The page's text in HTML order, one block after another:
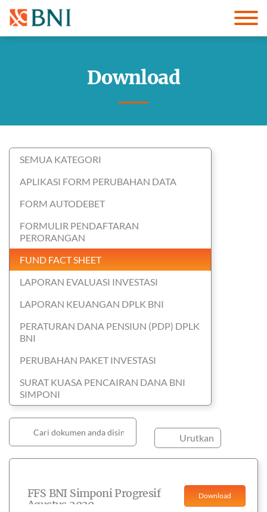
Download
SEMUA KATEGORI
APLIKASI FORM PERUBAHAN DATA
FORM AUTODEBET
FORMULIR PENDAFTARAN
PERORANGAN
FUND FACT SHEET
LAPORAN EVALUASI INVESTASI
LAPORAN KEUANGAN DPLK BNI
PERATURAN DANA PENSIUN (PDP) DPLK
BNI
PERUBAHAN PAKET INVESTASI
SURAT KUASA PENCAIRAN DANA BNI
SIMPONI
Urutkan
FFS BNI Simponi Progresif
Agustus 2020
Download